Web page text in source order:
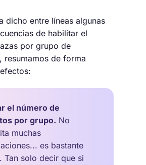
dicho entre líneas algunas
de habilitar el
por grupo de
resumamos de forma
el número de
por grupo. No
muchas
es bastante
Tan solo decir que si